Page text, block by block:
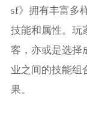
sf》拥有丰富多
技能和属性。玩
客，亦或是选择
业之间的技能组
果。